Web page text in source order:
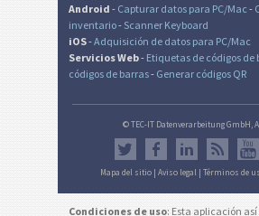
Android - Capturar datos para PC/Mac -
inventario- Scanner Keyboard
iOS-Adquisición de datos para PC/Mac
Servicios Web- Etiquetas de códigos de
códigos de barras- Generar códigos QR
© TEC-IT Datenverarbeitung GmbH,
Mapa del sitio | Aviso legal | Términos de
Condiciones de uso: Esta aplicación